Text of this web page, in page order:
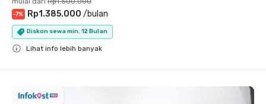
-7% Rp1.385.000 /bulan
Diskon sewa min. 12 Bulan
Lihat info lebih banyak